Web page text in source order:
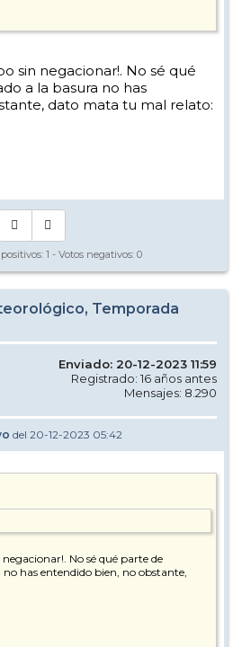
sin negacionar!. No sé qué
a la basura no has
dato mata tu mal relato:
1 - Votos negativos: 0
Temporada
Enviado: 20-12-2023 11:59
Registrado: 16 años antes
Mensajes: 8.290
del 20-12-2023 05:42
No sé qué parte de
has entendido bien, no obstante,